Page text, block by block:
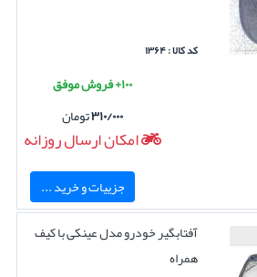
کد کالا : ۱۳۶۴
۱۰۰+ فروش موفق
۳۱۰/۰۰۰تومان
امکان ارسال روزانه
جزییات و خرید ...
آفتابگیر خودرو مدل عینکی با کیف
همراه